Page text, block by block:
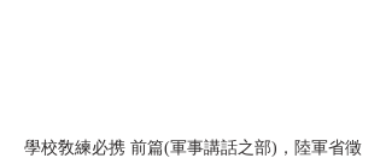
學校敎練必携 前篇(軍事講話之部)，陸軍省徵